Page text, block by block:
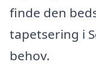
finde den
tapetsering i
behov.